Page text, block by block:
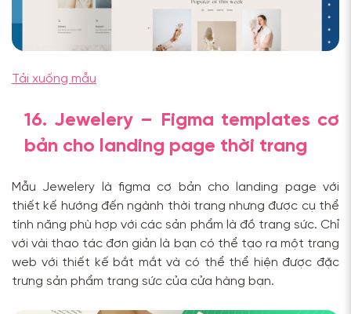
Tải xuống mẫu
16. Jewelery – Figma templates cơ
bản cho landing page thời trang
Mẫu Jewelery là figma cơ bản cho landing page với
thiết kế hướng đến ngành thời trang nhưng được cụ thể
tính năng phù hợp với các sản phẩm là đồ trang sức. Chỉ
với vài thao tác đơn giản là bạn có thể tạo ra một trang
web với thiết kế bắt mắt và có thể thể hiện được đặc
trưng sản phẩm trang sức của cửa hàng bạn.